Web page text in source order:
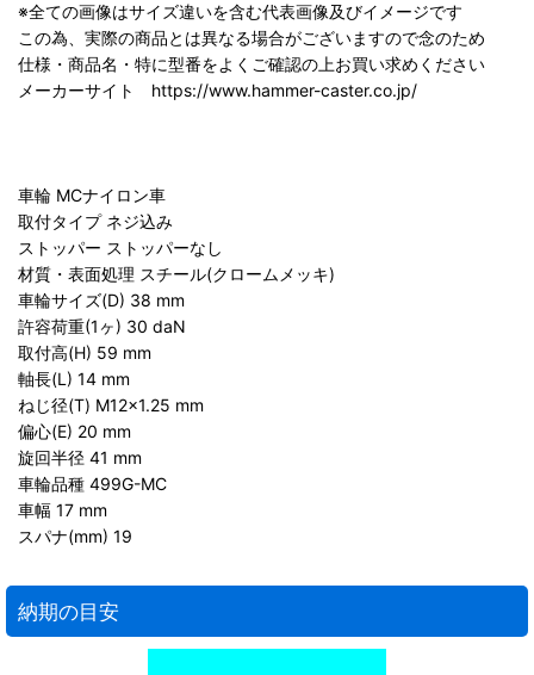
※全ての画像はサイズ違いを含む代表画像及びイメージです
この為、実際の商品とは異なる場合がございますので念のため
仕様・商品名・特に型番をよくご確認の上お買い求めください
メーカーサイト https://www.hammer-caster.co.jp/
車輪 MCナイロン車
取付タイプ ネジ込み
ストッパー ストッパーなし
材質・表面処理 スチール(クロームメッキ)
車輪サイズ(D) 38 mm
許容荷重(1ヶ) 30 daN
取付高(H) 59 mm
軸長(L) 14 mm
ねじ径(T) M12×1.25 mm
偏心(E) 20 mm
旋回半径 41 mm
車輪品種 499G-MC
車幅 17 mm
スパナ(mm) 19
納期の目安